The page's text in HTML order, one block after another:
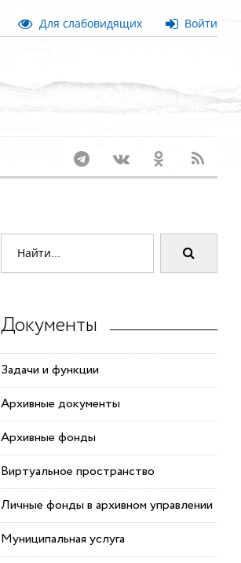
Для слабовидящих Войти
Документы
Задачи и функции
Архивные документы
Архивные фонды
Виртуальное пространство
Личные фонды в архивном управлении
Муниципальная услуга